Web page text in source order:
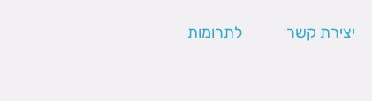
יצירת קשר לתרומות